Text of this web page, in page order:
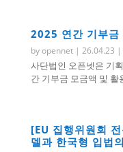
2025 연간 기부금
byopennet| 26.04.23 |
사단법인 오픈넷은 기
간 기부금 모금액 및
[EU 집행위원회
델과 한국형 입법